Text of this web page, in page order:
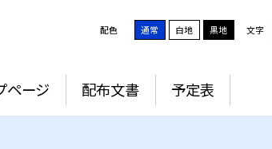
配色 通常 白地 黒地 文字
ページ 配布文書 予定表